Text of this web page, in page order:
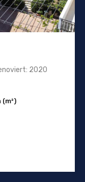
2020